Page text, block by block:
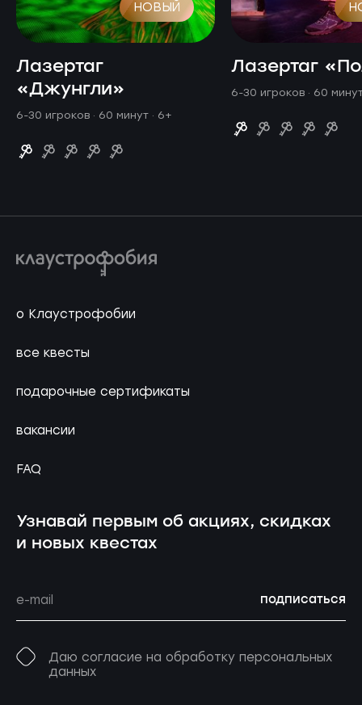
НОВЫЙ
Лазертаг
«Джунгли»
6-30 игроков · 60 минут · 6+
Лазертаг
6-30 игроков · 60
о Клаустрофобии
все квесты
подарочные сертификаты
вакансии
FAQ
Узнавай первым об акциях, скидках
и новых квестах
подписаться
Даю согласие на обработку персональных
данных